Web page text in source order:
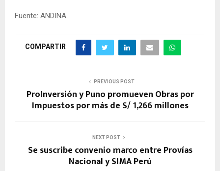
Fuente: ANDINA.
COMPARTIR
PREVIOUS POST
ProInversión y Puno promueven Obras por
Impuestos por más de S/ 1,266 millones
NEXT POST
Se suscribe convenio marco entre Provías
Nacional y SIMA Perú